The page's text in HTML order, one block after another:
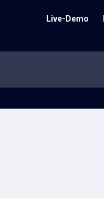
Live-Demo